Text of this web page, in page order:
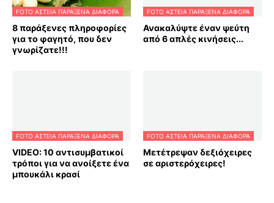
FOTO ΑΣΤΕΙΑ ΠΑΡΑΞΕΝΑ ΔΙΑΦΟΡΑ
8 παράξενες πληροφορίες
για το φαγητό, που δεν
γνωρίζατε!!!
FOTO ΑΣΤΕΙΑ ΠΑΡΑΞΕΝΑ ΔΙΑΦΟΡΑ
Ανακαλύψτε έναν ψεύτη
από 6 απλές κινήσεις...
FOTO ΑΣΤΕΙΑ ΠΑΡΑΞΕΝΑ ΔΙΑΦΟΡΑ
VIDEO: 10 αντισυμβατικοί
τρόποι για να ανοίξετε ένα
μπουκάλι κρασί
FOTO ΑΣΤΕΙΑ ΠΑΡΑΞΕΝΑ ΔΙΑΦΟΡΑ
Μετέτρεψαν δεξιόχειρες
σε αριστερόχειρες!